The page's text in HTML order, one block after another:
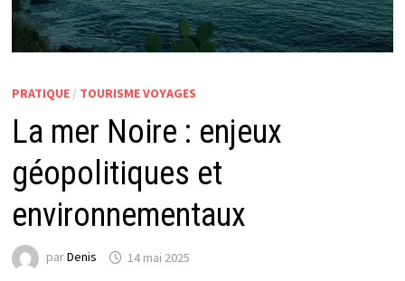
PRATIQUE/ TOURISME VOYAGES
La mer Noire : enjeux
géopolitiques et
environnementaux
parDenis 14 mai 2025